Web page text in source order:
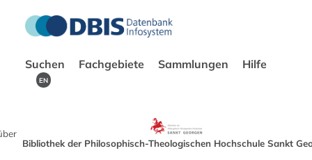
Suchen Fachgebiete Sammlungen Hilfe
EN
Bibliothek der Philosophisch-Theologischen Hochschule Sankt